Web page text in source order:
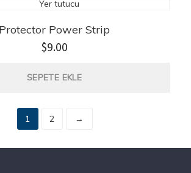
Protector Power Strip
$9.00
SEPETE EKLE
1 2 →